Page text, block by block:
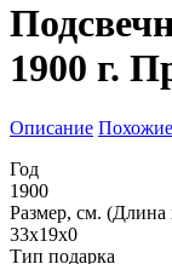
1900 г.
Описание
Год
1900
Размер, см.
33x19x0
Тип подарка